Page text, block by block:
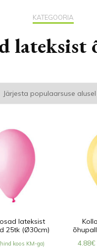
KATEGOORIA
lateksist
25tk (Ø30cm)
koos KM-ga)
4.88€